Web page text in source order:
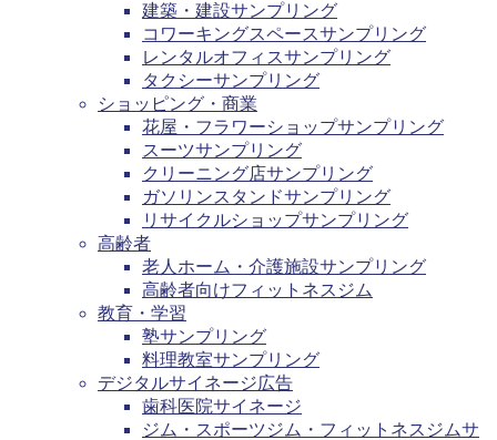
建築・建設サンプリング
コワーキングスペースサンプリング
レンタルオフィスサンプリング
タクシーサンプリング
ショッピング・商業
花屋・フラワーショップサンプリング
スーツサンプリング
クリーニング店サンプリング
ガソリンスタンドサンプリング
リサイクルショップサンプリング
高齢者
老人ホーム・介護施設サンプリング
高齢者向けフィットネスジム
教育・学習
塾サンプリング
料理教室サンプリング
デジタルサイネージ広告
歯科医院サイネージ
ジム・スポーツジム・フィットネスジムサ